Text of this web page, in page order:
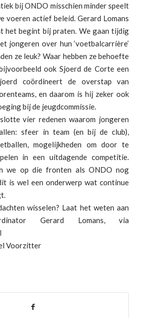
bij ONDO misschien minder speelt
voeren actief beleid. Gerard Lomans
het begint bij praten. We gaan tijdig
jongeren over hun ‘voetbalcarrière’
ze leuk? Waar hebben ze behoefte
ook Sjoerd de Corte een
coördineert de overstap van
en daarom is hij zeker ook
bij de jeugdcommissie.
vier redenen waarom jongeren
sfeer in team (en bij de club),
mogelijkheden om door te
in een uitdagende competitie.
we op die fronten als ONDO nog
is wel een onderwerp wat continue
wisselen? Laat het weten aan
Gerard Lomans, via
Voorzitter